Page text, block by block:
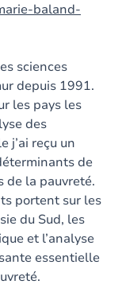
baland-
sciences
depuis 1991.
les pays les
des
j’ai reçu un
de
de la pauvreté.
portent sur les
du Sud, les
et l’analyse
essentielle